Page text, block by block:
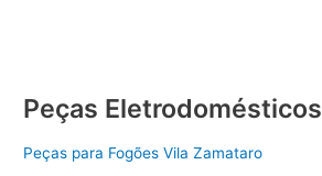
Peças Eletrodomésticos
Peças para Fogões Vila Zamataro